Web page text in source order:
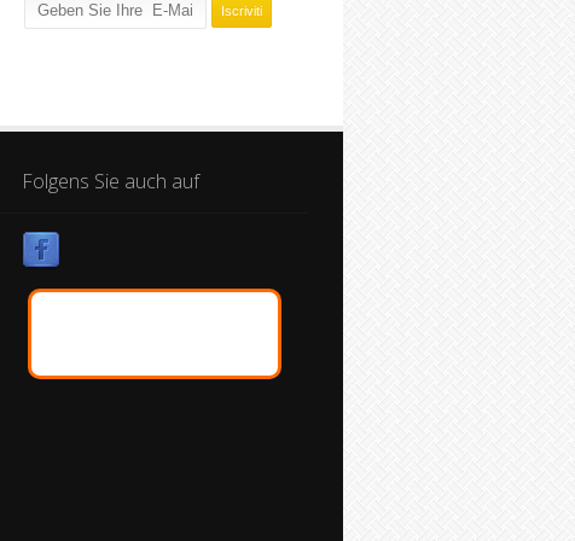
Folgens Sie auch auf